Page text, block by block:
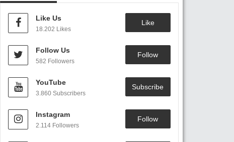
Like Us
18.202 Likes
Like
Follow Us
582 Followers
Follow
YouTube
3.860 Subscribers
Subscribe
Instagram
2.114 Followers
Follow